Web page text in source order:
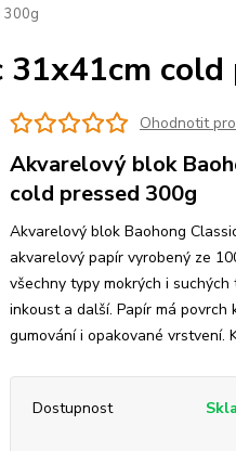
300g
cold
Ohodnotit
Akvarelový blok
cold pressed 300g
Akvarelový blok Baohong
akvarelový papír vyrobený ze
všechny typy mokrých i
inkoust a další. Papír má povrch
gumování i opakované vrstvení.
Dostupnost